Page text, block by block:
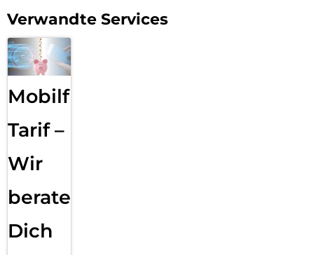
Verwandte Services
Mobilfunk
Tarif –
Wir
beraten
Dich